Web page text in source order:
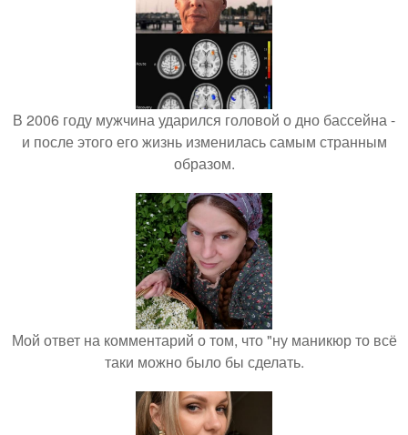
В 2006 году мужчина ударился головой о дно бассейна -
и после этого его жизнь изменилась самым странным
образом.
Мой ответ на комментарий о том, что "ну маникюр то всё
таки можно было бы сделать.